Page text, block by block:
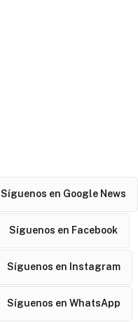
Síguenos en Google News
Síguenos en Facebook
Síguenos en Instagram
Síguenos en WhatsApp